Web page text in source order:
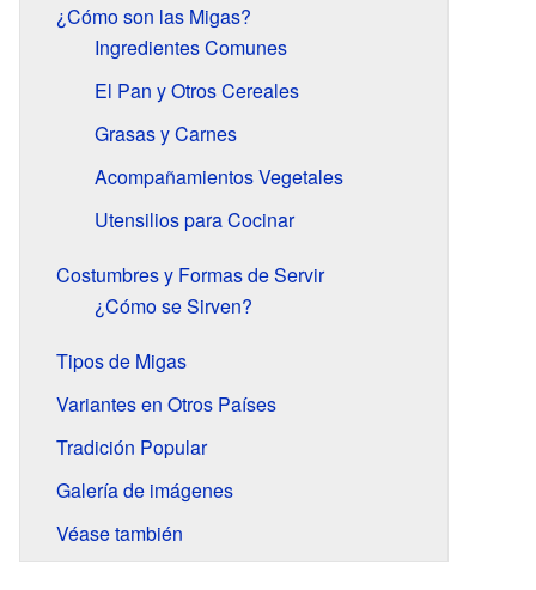
¿Cómo son las Migas?
Ingredientes Comunes
El Pan y Otros Cereales
Grasas y Carnes
Acompañamientos Vegetales
Utensilios para Cocinar
Costumbres y Formas de Servir
¿Cómo se Sirven?
Tipos de Migas
Variantes en Otros Países
Tradición Popular
Galería de imágenes
Véase también